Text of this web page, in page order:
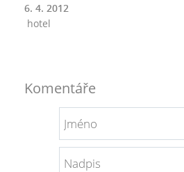
6. 4. 2012
hotel
Komentáře